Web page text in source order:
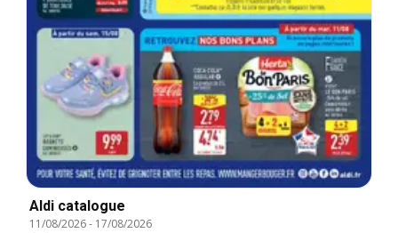
Aldi catalogue
11/08/2026- 17/08/2026